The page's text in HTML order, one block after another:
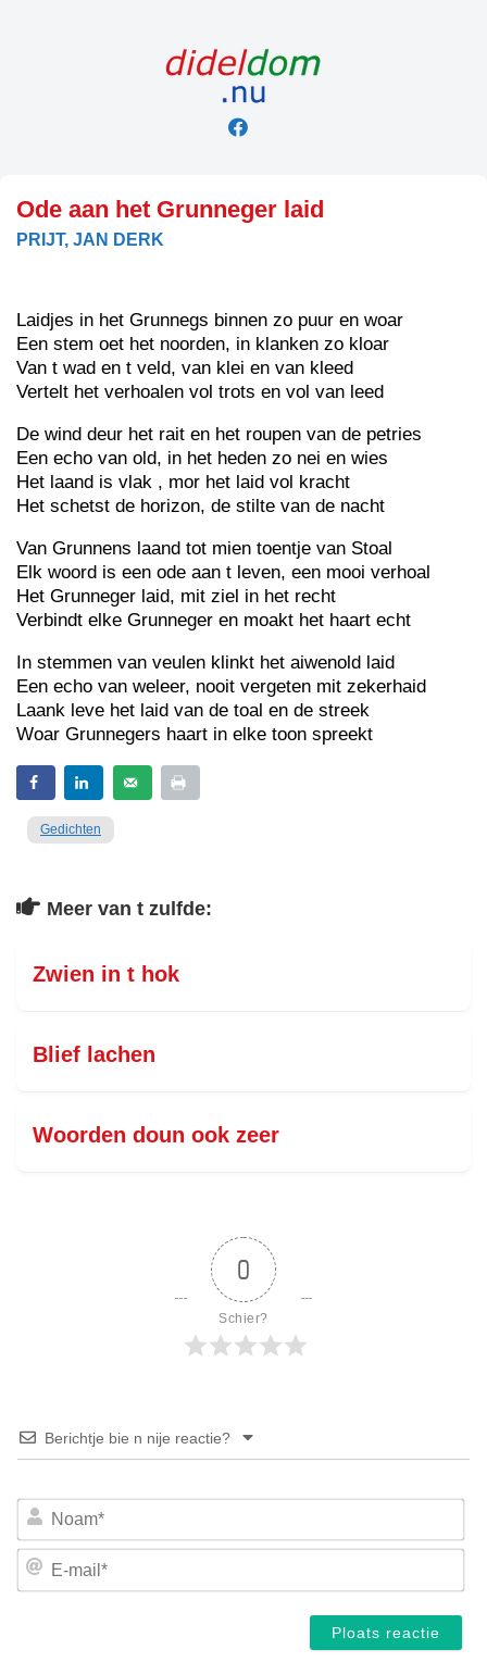
Ode aan het Grunneger laid
PRIJT, JAN DERK
Laidjes in het Grunnegs binnen zo puur en woar
Een stem oet het noorden, in klanken zo kloar
Van t wad en t veld, van klei en van kleed
Vertelt het verhoalen vol trots en vol van leed
De wind deur het rait en het roupen van de petries
Een echo van old, in het heden zo nei en wies
Het laand is vlak , mor het laid vol kracht
Het schetst de horizon, de stilte van de nacht
Van Grunnens laand tot mien toentje van Stoal
Elk woord is een ode aan t leven, een mooi verhoal
Het Grunneger laid, mit ziel in het recht
Verbindt elke Grunneger en moakt het haart echt
In stemmen van veulen klinkt het aiwenold laid
Een echo van weleer, nooit vergeten mit zekerhaid
Laank leve het laid van de toal en de streek
Woar Grunnegers haart in elke toon spreekt
Gedichten
Meer van t zulfde:
Zwien in t hok
Blief lachen
Woorden doun ook zeer
0
Schier?
Berichtje bie n nije reactie?
E-